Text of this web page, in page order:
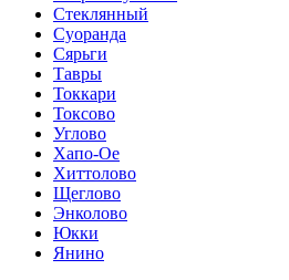
Стеклянный
Суоранда
Сярьги
Тавры
Токкари
Токсово
Углово
Хапо-Ое
Хиттолово
Щеглово
Энколово
Юкки
Янино